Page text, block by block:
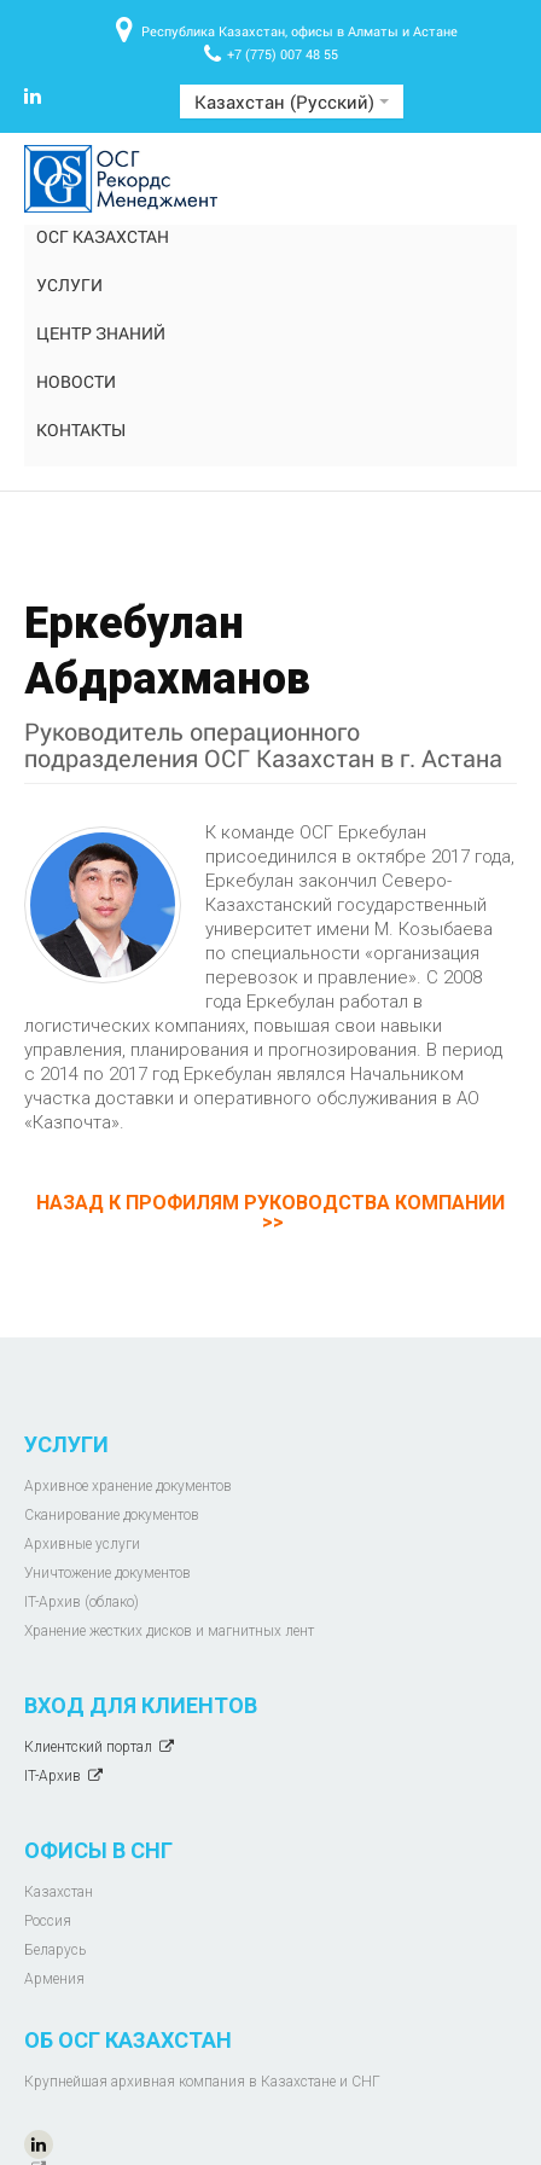
Республика Казахстан, офисы в Алматы и Астане
+7 (775) 007 48 55
Казахстан (Русский)
ОСГ КАЗАХСТАН
УСЛУГИ
ЦЕНТР ЗНАНИЙ
НОВОСТИ
КОНТАКТЫ
Еркебулан
Абдрахманов
Руководитель операционного
подразделения ОСГ Казахстан в г. Астана
К команде ОСГ Еркебулан
присоединился в октябре 2017 года,
Еркебулан закончил Северо-
Казахстанский государственный
университет имени М. Козыбаева
по специальности «организация
перевозок и правление». С 2008
года Еркебулан работал в
логистических компаниях, повышая свои навыки
управления, планирования и прогнозирования. В период
с 2014 по 2017 год Еркебулан являлся Начальником
участка доставки и оперативного обслуживания в АО
«Казпочта».
НАЗАД К ПРОФИЛЯМ РУКОВОДСТВА КОМПАНИИ
УСЛУГИ
Архивное хранение документов
Сканирование документов
Архивные услуги
Уничтожение документов
IT-Архив (облако)
Хранение жестких дисков и магнитных лент
ВХОД ДЛЯ КЛИЕНТОВ
Клиентский портал
IT-Архив
ОФИСЫ В СНГ
Казахстан
Россия
Беларусь
Армения
ОБ ОСГ КАЗАХСТАН
Крупнейшая архивная компания в Казахстане и СНГ